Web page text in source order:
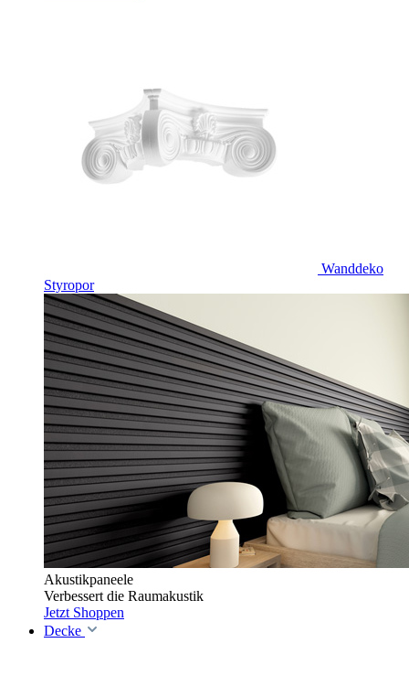
Wanddeko
Styropor
Akustikpaneele
Verbessert die Raumakustik
Jetzt Shoppen
Decke